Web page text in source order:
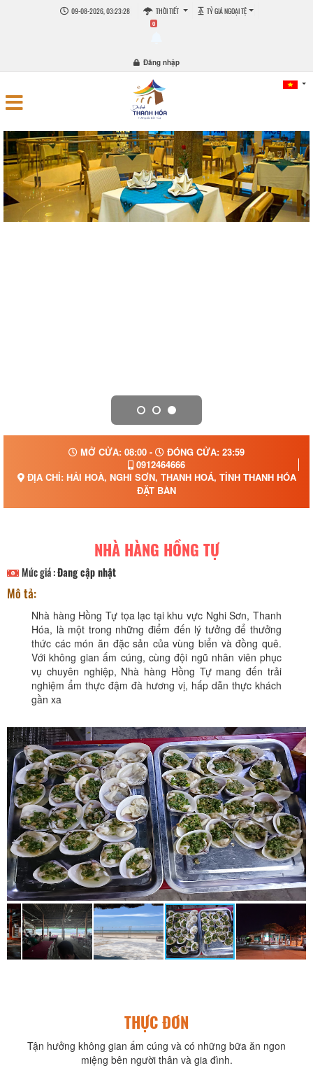
09-08-2026, 03:23:29 THỜI TIẾT TỶ GIÁ NGOẠI TỆ
0
Đăng nhập
MỞ CỬA: 08:00 -
ĐÓNG CỬA: 23:59
0912464666
ĐỊA CHỈ: HẢI HOÀ, NGHI SƠN, THANH HOÁ, TỈNH THANH HÓA
ĐẶT BÀN
NHÀ HÀNG HỒNG TỰ
Mức giá :Đang cập nhật
Mô tả:
Nhà hàng Hồng Tự tọa lạc tại khu vực Nghi Sơn, Thanh
Hóa, là một trong những điểm đến lý tưởng để thưởng
thức các món ăn đặc sản của vùng biển và đồng quê.
Với không gian ấm cúng, cùng đội ngũ nhân viên phục
vụ chuyên nghiệp, Nhà hàng Hồng Tự mang đến trải
nghiệm ẩm thực đậm đà hương vị, hấp dẫn thực khách
gần xa
THỰC ĐƠN
Tận hưởng không gian ấm cúng và có những bữa ăn ngon
miệng bên người thân và gia đình.